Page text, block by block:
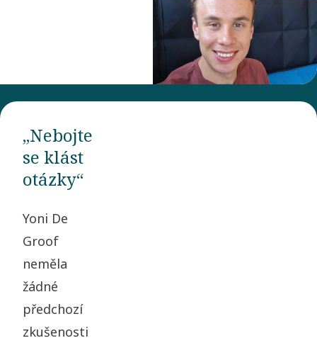
„Nebojte
se klást
otázky“
Yoni De
Groof
neměla
žádné
předchozí
zkušenosti